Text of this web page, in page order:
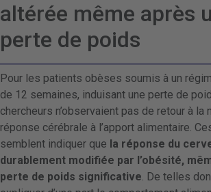
altérée même après
perte de poids
Pour les patients obèses soumis à un
de 12 semaines, induisant une perte de
chercheurs n’observaient pas de retour à la
réponse cérébrale à l’apport alimentaire.
semblent indiquer que la réponse du
durablement modifiée par l’obésité,
perte de poids significative. De telles